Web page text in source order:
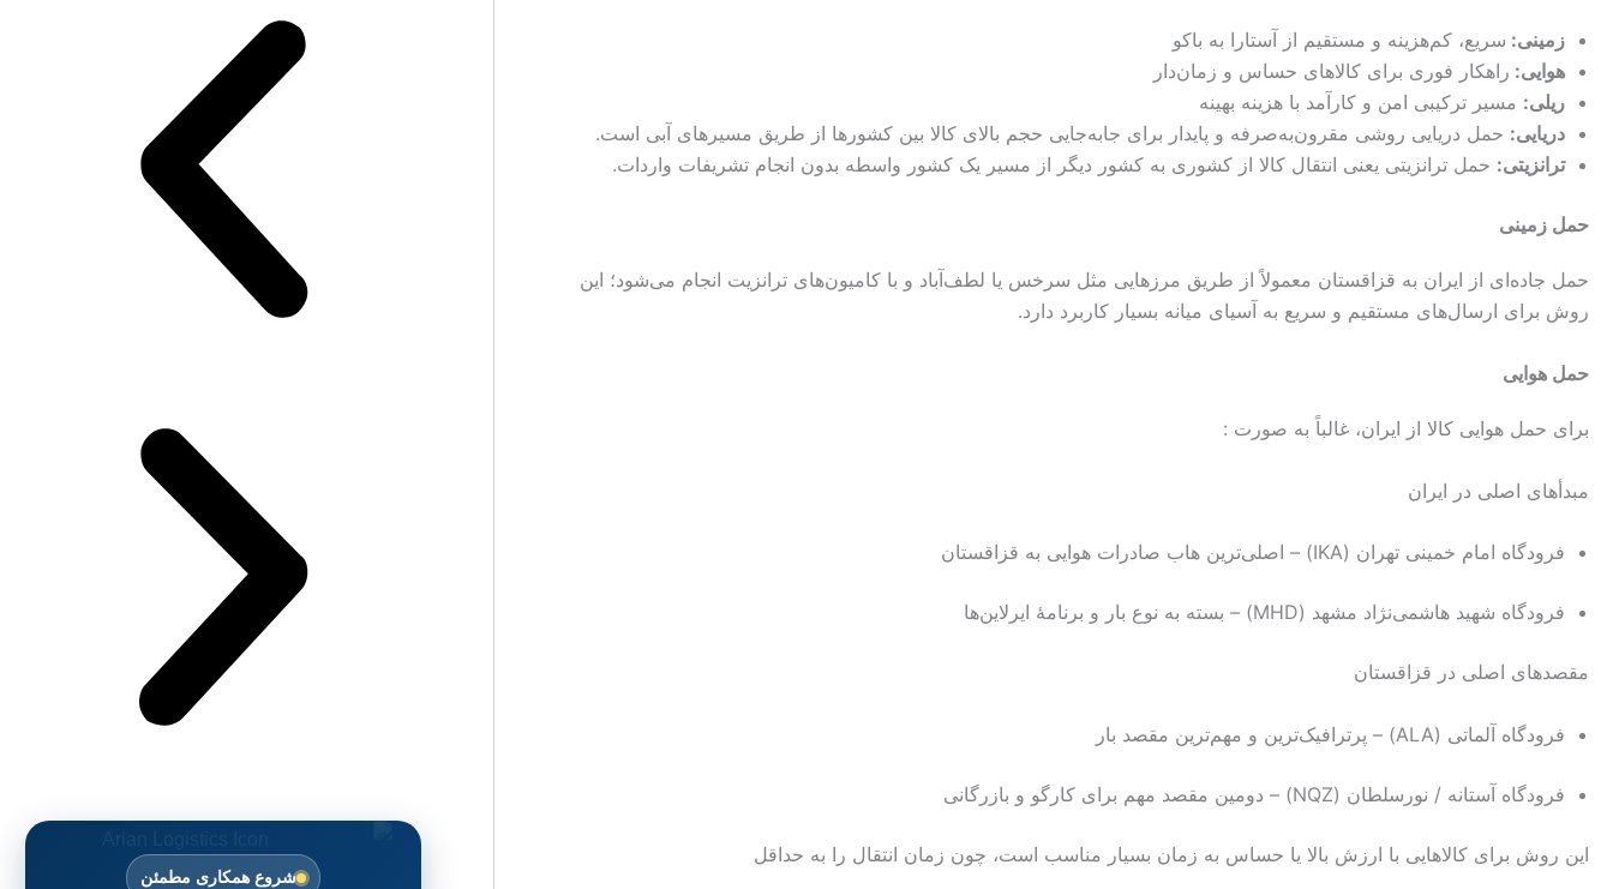
زمینی: سریع، کم‌هزینه و مستقیم از آستارا به باکو
هوایی: راهکار فوری برای کالاهای حساس و زمان‌دار
ریلی: مسیر ترکیبی امن و کارآمد با هزینه بهینه
دریایی: حمل دریایی روشی مقرون‌به‌صرفه و پایدار برای جابه‌جایی حجم بالای کالا بین کشورها از طریق مسیرهای آبی است.
ترانزیتی: حمل ترانزیتی یعنی انتقال کالا از کشوری به کشور دیگر از مسیر یک کشور واسطه بدون انجام تشریفات واردات.
حمل زمینی
حمل جاده‌ای از ایران به قزاقستان معمولاً از طریق مرزهایی مثل سرخس یا لطف‌آباد و با کامیون‌های ترانزیت انجام می‌شود؛ این
روش برای ارسال‌های مستقیم و سریع به آسیای میانه بسیار کاربرد دارد.
حمل هوایی
برای حمل هوایی کالا از ایران، غالباً به صورت :
مبدأهای اصلی در ایران
فرودگاه امام خمینی تهران (IKA) – اصلی‌ترین هاب صادرات هوایی به قزاقستان
فرودگاه شهید هاشمی‌نژاد مشهد (MHD) – بسته به نوع بار و برنامهٔ ایرلاین‌ها
مقصدهای اصلی در قزاقستان
فرودگاه آلماتی (ALA) – پرترافیک‌ترین و مهم‌ترین مقصد بار
فرودگاه آستانه / نورسلطان (NQZ) – دومین مقصد مهم برای کارگو و بازرگانی
این روش برای کالاهایی با ارزش بالا یا حساس به زمان بسیار مناسب است، چون زمان انتقال را به حداقل
شروع همکاری مطمئن